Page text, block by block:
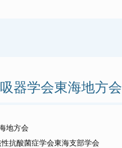
器学会東海地方会
地方会
抗酸菌症学会東海支部学会